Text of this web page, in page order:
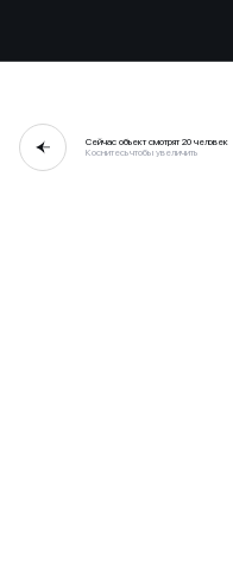
Сейчас объект смотрят20 человек
Коснитесь чтобы увеличить